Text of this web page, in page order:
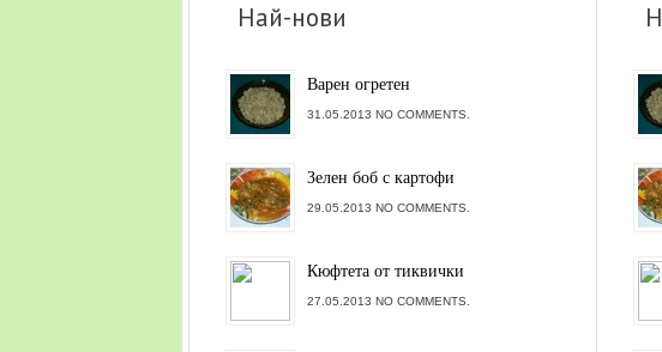
Най-нови
Варен огретен
31.05.2013 NO COMMENTS.
Зелен боб с картофи
29.05.2013 NO COMMENTS.
Кюфтета от тиквички
27.05.2013 NO COMMENTS.